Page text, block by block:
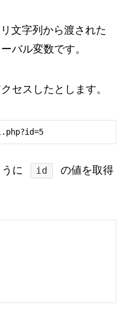
文字列から渡された
バル変数です。
セスしたとします。
https://example.com/detail.php?id=5
に id
の値を取得